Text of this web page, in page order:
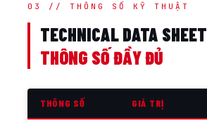
03 // THÔNG SỐ KỸ THUẬT
TECHNICAL DATA SHEET
THÔNG SỐ ĐẦY ĐỦ
THÔNG SỐ GIÁ TRỊ